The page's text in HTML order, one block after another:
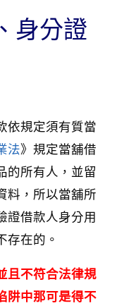
身分證
依規定須有質當
法》規定當舖借
的所有人，並留
料，所以當舖所
證借款人身分用
存在的。
且不符合法律規
阱中那可是得不